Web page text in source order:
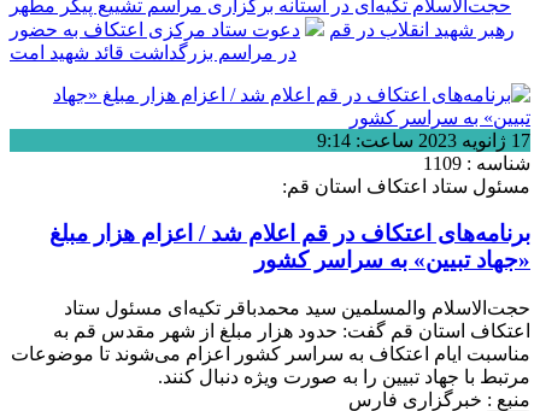
حجت‌الاسلام تکیه‌ای در آستانه برگزاری مراسم تشییع پیکر مطهر
رهبر شهید انقلاب در قم
دعوت ستاد مرکزی اعتکاف به حضور
در مراسم بزرگداشت قائد شهید امت
17 ژانویه 2023 ساعت: 9:14
شناسه : 1109
مسئول ستاد اعتکاف استان قم:
برنامه‌های اعتکاف در قم اعلام شد / اعزام هزار مبلغ
«جهاد تبیین» به سراسر کشور
حجت‌الاسلام والمسلمین سید محمدباقر تکیه‌ای مسئول ستاد
اعتکاف استان قم گفت: حدود هزار مبلغ از شهر مقدس قم به
مناسبت ایام اعتکاف به سراسر کشور اعزام می‌شوند تا موضوعات
مرتبط با جهاد تبیین را به صورت ویژه دنبال کنند.
منبع : خبرگزاری فارس